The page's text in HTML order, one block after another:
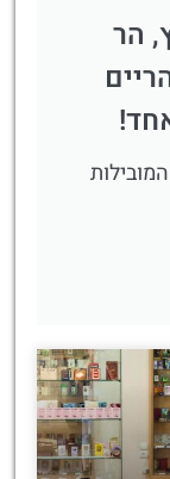
הר